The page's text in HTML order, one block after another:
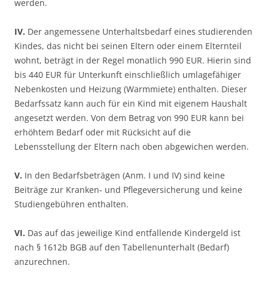
werden.
IV. Der angemessene Unterhaltsbedarf eines studierenden
Kindes, das nicht bei seinen Eltern oder einem Elternteil
wohnt, beträgt in der Regel monatlich 990 EUR. Hierin sind
bis 440 EUR für Unterkunft einschließlich umlagefähiger
Nebenkosten und Heizung (Warmmiete) enthalten. Dieser
Bedarfssatz kann auch für ein Kind mit eigenem Haushalt
angesetzt werden. Von dem Betrag von 990 EUR kann bei
erhöhtem Bedarf oder mit Rücksicht auf die
Lebensstellung der Eltern nach oben abgewichen werden.
V. In den Bedarfsbeträgen (Anm. I und IV) sind keine
Beiträge zur Kranken- und Pflegeversicherung und keine
Studiengebühren enthalten.
VI. Das auf das jeweilige Kind entfallende Kindergeld ist
nach § 1612b BGB auf den Tabellenunterhalt (Bedarf)
anzurechnen.